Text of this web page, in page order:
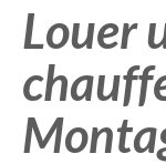
Louer